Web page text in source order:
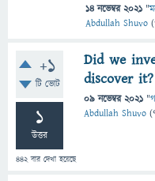
14 নভেম্বর 2021 "
Abdullah Shuvo (
+1
টি ভোট
1
উত্তর
442বার দেখা হয়েছে
Did we
discover it?
09 নভেম্বর 2021 "
Abdullah Shuvo (